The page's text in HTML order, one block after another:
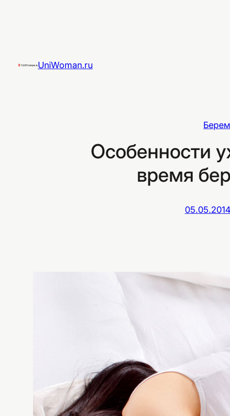
UniWoman.ru
Особенности
время
05.05.2014